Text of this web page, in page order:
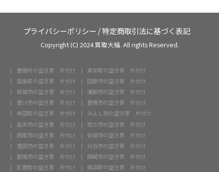
プライバシーポリシー /特定商取引法に基づく表記
Copyright (C) 2024 買取大福. All rights Reserved.
豊根村の空き家 片付け
東栄町の空き家 片付け
設楽町の空き家 片付け
田原市の空き家 片付け
新城市の空き家 片付け
蒲郡市の空き家 片付け
豊川市の空き家 片付け
豊橋市の空き家 片付け
幸田町の空き家 片付け
みよし市の空き家 片付け
高浜市の空き家 片付け
知立市の空き家 片付け
西尾市の空き家 片付け
安城市の空き家 片付け
豊田市の空き家 片付け
刈谷市の空き家 片付け
碧南市の空き家 片付け
岡崎市の空き家 片付け
武豊町の空き家 片付け
美浜町の空き家 片付け